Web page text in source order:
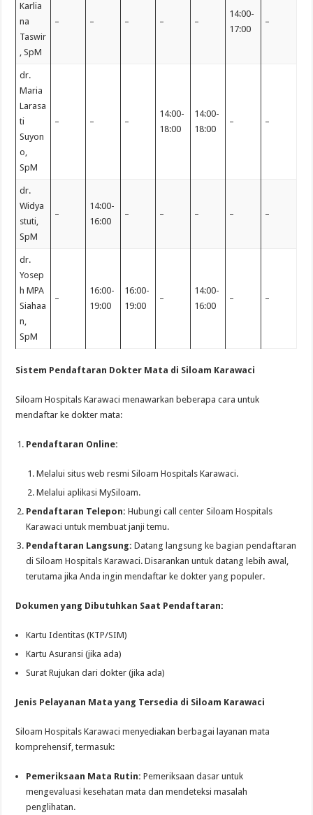
Karlia
na
Taswir
, SpM
– – – – –
14:00-
17:00
–
dr.
Maria
Larasa
ti
Suyon
o,
SpM
– – –
14:00-
18:00
14:00-
18:00
– –
dr.
Widya
stuti,
SpM
–
14:00-
16:00
– – – – –
dr.
Yosep
h MPA
Siahaa
n,
SpM
–
16:00-
19:00
16:00-
19:00
–
14:00-
16:00
– –
Sistem Pendaftaran Dokter Mata di Siloam Karawaci
Siloam Hospitals Karawaci menawarkan beberapa cara untuk
mendaftar ke dokter mata:
Pendaftaran Online:
Melalui situs web resmi Siloam Hospitals Karawaci.
Melalui aplikasi MySiloam.
Pendaftaran Telepon: Hubungi call center Siloam Hospitals
Karawaci untuk membuat janji temu.
Pendaftaran Langsung: Datang langsung ke bagian pendaftaran
di Siloam Hospitals Karawaci. Disarankan untuk datang lebih awal,
terutama jika Anda ingin mendaftar ke dokter yang populer.
Dokumen yang Dibutuhkan Saat Pendaftaran:
Kartu Identitas (KTP/SIM)
Kartu Asuransi (jika ada)
Surat Rujukan dari dokter (jika ada)
Jenis Pelayanan Mata yang Tersedia di Siloam Karawaci
Siloam Hospitals Karawaci menyediakan berbagai layanan mata
komprehensif, termasuk:
Pemeriksaan Mata Rutin: Pemeriksaan dasar untuk
mengevaluasi kesehatan mata dan mendeteksi masalah
penglihatan.